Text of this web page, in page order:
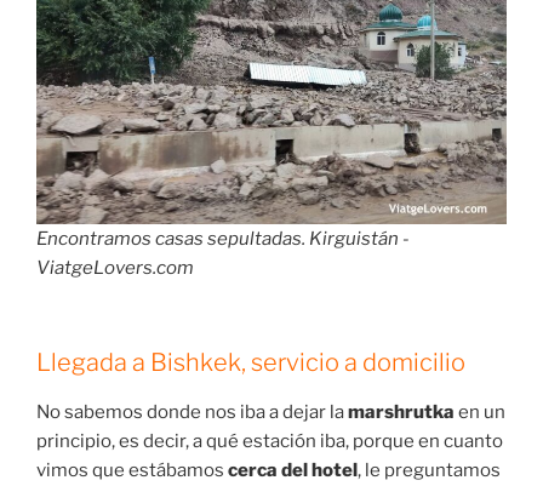
Encontramos casas sepultadas. Kirguistán -
ViatgeLovers.com
Llegada a Bishkek, servicio a domicilio
No sabemos donde nos iba a dejar lamarshrutka en un
principio, es decir, a qué estación iba, porque en cuanto
vimos que estábamos cerca del hotel , le preguntamos